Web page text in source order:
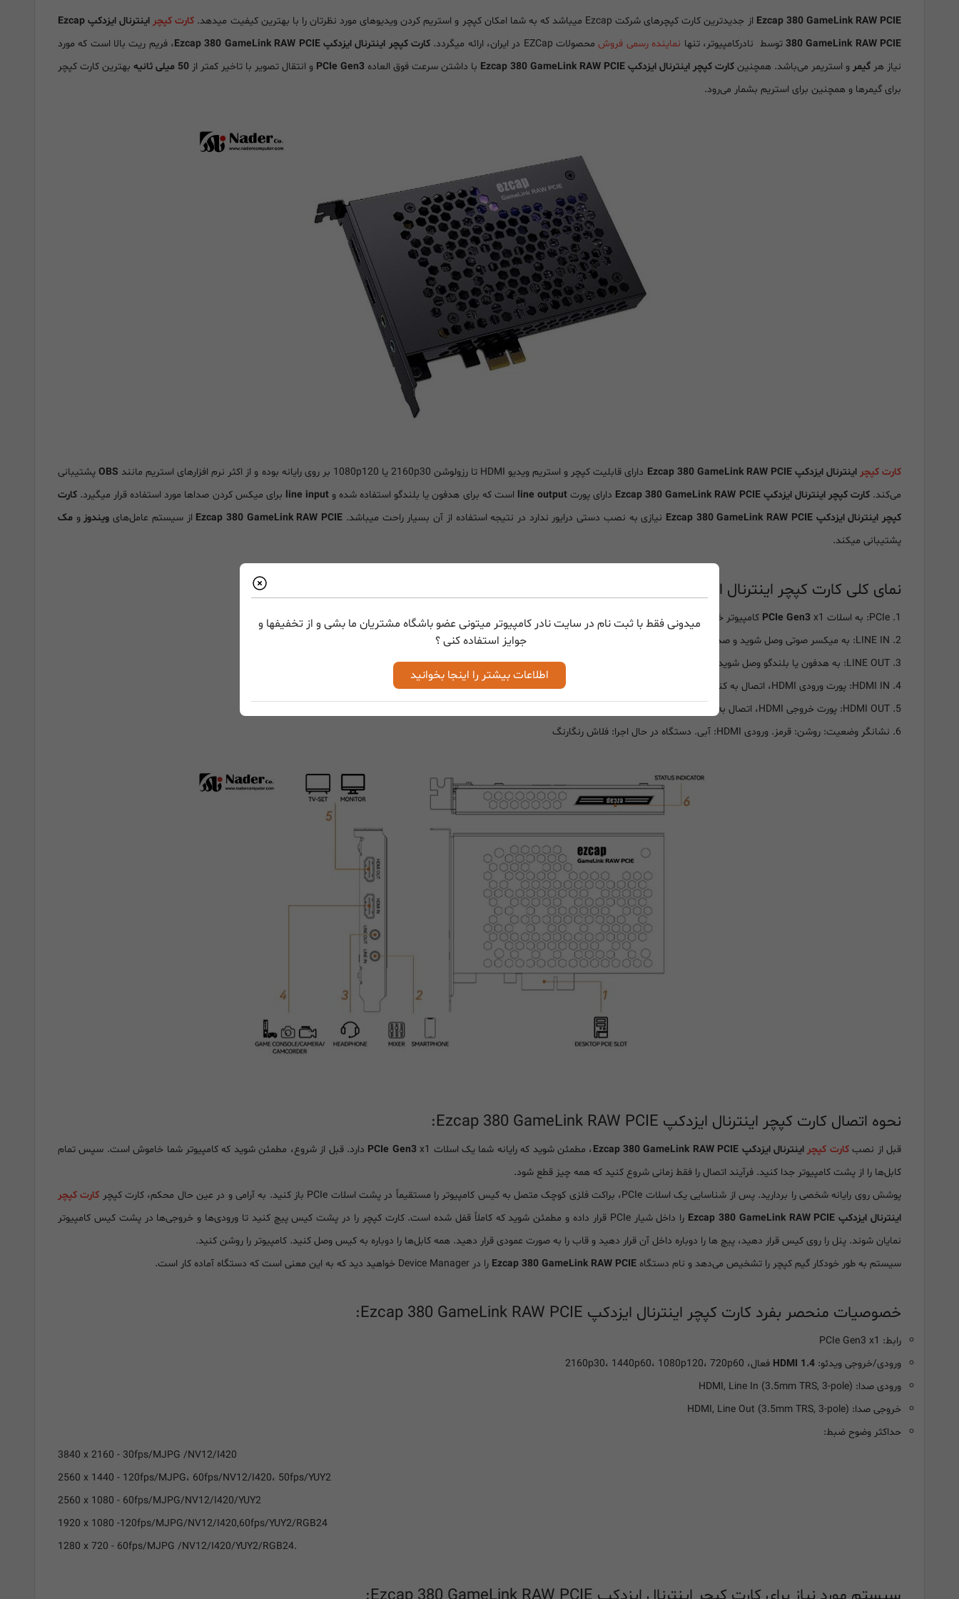
میدونی فقط با ثبت نام در سایت نادر کامپیوتر میتونی عضو باشگاه مشتریان ما بشی و از تخفیفها و
جوایز استفاده کنی ؟
اطلاعات بیشتر را اینجا بخوانید
Ezcap 380 GameLink RAW PCIE از جدیدترین کارت کپچرهای شرکت Ezcap میباشد که به شما امکان کپچر و استریم کردن ویدیوهای مورد نظرتان را با بهترین کیفیت میدهد. کارت کپچر
اینترنال ایزدکپ Ezcap
380 GameLink RAW PCIE توسط نادرکامپیوتر، تنها نماینده رسمی فروشمحصولات EZCap در ایران، ارائه میگردد. کارت کپچر اینترنال ایزدکپ Ezcap 380 GameLink RAW PCIE
، فریم ریت بالا است که مورد
نیاز هر گیمر و استریمر می‌باشد. همچنین کارت کپچر اینترنال ایزدکپ Ezcap 380 GameLink RAW PCIE با داشتن سرعت فوق العاده PCIe Gen3 و انتقال تصویر با تاخیر کمتر از 50 میلی ثانیه
بهترین کارت کپچر
برای گیمرها و همچنین برای استریم بشمار می‌رود.
کارت کپچر اینترنال ایزدکپ Ezcap 380 GameLink RAW PCIE دارای قابلیت کپچر و استریم ویدیو HDMI تا رزولوشن 2160p30 یا 1080p120 بر روی رایانه بوده و از اکثر نرم افزارهای استریم مانند OBSپشتیبانی
می‌کند.کارت کپچر اینترنال ایزدکپ Ezcap 380 GameLink RAW PCIE دارای پورتline output است که برای هدفون یا بلندگو استفاده شده وline input برای میکس کردن صداها مورد استفاده قرار میگیرد. کارت
کپچر اینترنال ایزدکپ Ezcap 380 GameLink RAW PCIE
نیازی به نصب دستی درایور ندارد در نتیجه استفاده از آن بسیار راحت میباشد. Ezcap 380 GameLink RAW PCIE از سیستم‌ عامل‌های ویندوزو مک
پشتیبانی میکند.
نمای کلی کارت کپچر اینترنال ایزدکپ Ezcap 380 GameLink RAW PCIE و اتصالات آن:
1. PCIe: به اسلات PCIe Gen3 x1 کامپیوتر خود متصل شوید.
2. LINE IN: به میکسر صوتی وصل شوید و صدا را با ویدیو با هم میکس کنید.
3. LINE OUT: به هدفون یا بلندگو وصل شوید.
4. HDMI IN: پورت ورودی HDMI، اتصال به کنسول بازی یا سایر منابع ویدیویی.
5. HDMI OUT: پورت خروجی HDMI، اتصال به تلویزیون.
6. نشانگر وضعیت: روشن: قرمز. ورودی HDMI: آبی. دستگاه در حال اجرا: فلاش رنگارنگ
نحوه اتصال کارت کپچر اینترنال ایزدکپ Ezcap 380 GameLink RAW PCIE:
قبل از نصبکارت کپچراینترنال ایزدکپ Ezcap 380 GameLink RAW PCIE ، مطمئن شوید که رایانه شما یک اسلات PCIe Gen3 x1 دارد. قبل از شروع، مطمئن شوید که کامپیوتر شما خاموش است. سپس تمام
کابل‌ها را از پشت کامپیوتر جدا کنید. فرآیند اتصال را فقط زمانی شروع کنید که همه چیز قطع شود.
پوشش روی رایانه شخصی را بردارید. پس از شناسایی یک اسلات PCIe، براکت فلزی کوچک متصل به کیس کامپیوتر را مستقیماً در پشت اسلات PCIe باز کنید. به آرامی و در عین حال محکم، کارت کپچر
کارت کپچر
اینترنال ایزدکپ Ezcap 380 GameLink RAW PCIE
را داخل شیار PCIe قرار داده و مطمئن شوید که کاملاً قفل شده است. کارت کپچر را در پشت کیس پیچ کنید تا ورودی‌ها و خروجی‌ها در پشت کیس کامپیوتر
نمایان شوند. پنل را روی کیس قرار دهید، پیچ ها را دوباره داخل آن قرار دهید و قاب را به صورت عمودی قرار دهید. همه کابل‌ها را دوباره به کیس وصل کنید. کامپیوتر را روشن کنید.
سیستم به طور خودکار گیم کپچر را تشخیص می‌دهد و نام دستگاه Ezcap 380 GameLink RAW PCIE را در Device Manager خواهید دید که به این معنی است که دستگاه آماده کار است.
خصوصیات منحصر بفرد کارت کپچر اینترنال ایزدکپ Ezcap 380 GameLink RAW PCIE:
رابط: PCIe Gen3 x1
ورودی/خروجی ویدئو: HDMI 1.4 فعال، 2160p30، 1440p60، 1080p120، 720p60
ورودی صدا: HDMI, Line In (3.5mm TRS, 3-pole)
خروجی صدا: HDMI, Line Out (3.5mm TRS, 3-pole)
حداکثر وضوح ضبط:
3840 x 2160 - 30fps/MJPG /NV12/I420
2560 x 1440 - 120fps/MJPG، 60fps/NV12/I420، 50fps/YUY2
2560 x 1080 - 60fps/MJPG/NV12/I420/YUY2
1920 x 1080 -120fps/MJPG/NV12/I420,60fps/YUY2/RGB24
1280 x 720 - 60fps/MJPG /NV12/I420/YUY2/RGB24.